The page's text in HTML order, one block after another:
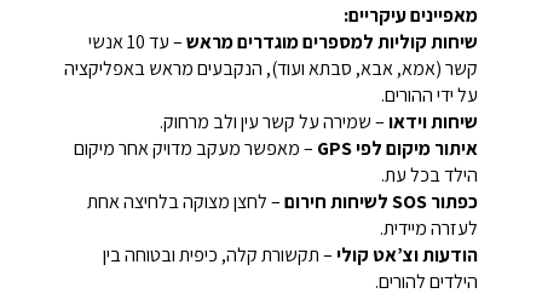
מאפיינים עיקריים:
שיחות קוליות למספרים מוגדרים מראש
– עד 10 אנשי
קשר (אמא, אבא, סבתא ועוד), הנקבעים מראש באפליקציה
על ידי ההורים.
שיחות וידאו– שמירה על קשר עין ולב מרחוק.
איתור מיקום לפי GPS
– מאפשר מעקב מדויק אחר מיקום
הילד בכל עת.
כפתור SOS לשיחות חירום
– לחצן מצוקה בלחיצה אחת
לעזרה מיידית.
הודעות וצ’אט קולי– תקשורת קלה, כיפית ובטוחה בין
הילדים להורים.